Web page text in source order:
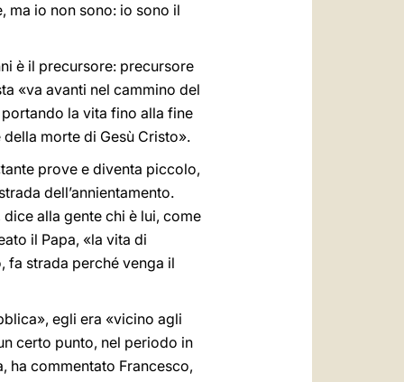
ma io non sono: io sono il
è il precursore: precursore
«va avanti nel cammino del
la vita fino alla fine
morte di Gesù Cristo».
prove e diventa piccolo,
dell’annientamento.
alla gente chi è lui, come
il Papa, «la vita di
fa strada perché venga il
egli era «vicino agli
certo punto, nel periodo in
ha commentato Francesco,